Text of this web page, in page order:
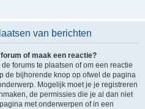
van berichten
of maak een reactie?
forums te plaatsen of om een reactie
de bijhorende knop op ofwel de pagina
Mogelijk moet je je registreren
de permissies die je al dan niet
met onderwerpen of in een